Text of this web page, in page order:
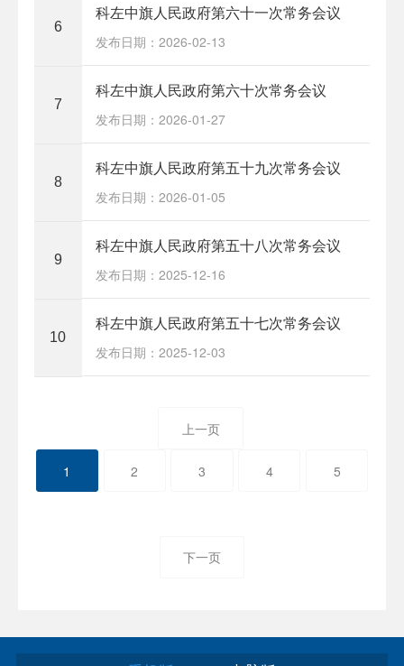
6
科左中旗人民政府第六十一次常务会议
发布日期：2026-02-13
7
科左中旗人民政府第六十次常务会议
发布日期：2026-01-27
8
科左中旗人民政府第五十九次常务会议
发布日期：2026-01-05
9
科左中旗人民政府第五十八次常务会议
发布日期：2025-12-16
10
科左中旗人民政府第五十七次常务会议
发布日期：2025-12-03
上一页
1 2 3 4 5
下一页